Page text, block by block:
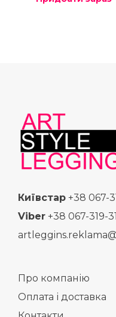
Київстар +38 067-
Viber +38 067-319-
Про компанію
Оплата і доставка